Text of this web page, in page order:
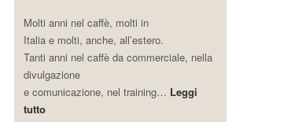
Molti anni nel caffè, molti in
Italia e molti, anche, all’estero.
Tanti anni nel caffè da commerciale, nella
divulgazione
e comunicazione, nel training… Leggi
tutto